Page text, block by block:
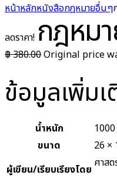
หน้าหลักหนังสือกฎหมายอื่นๆ
ลดราคา! กฎหม
฿380.00Original price
ข้อมูลเพิ่ม
น้ำหนัก
ขนาด
26 ×
ผู้เขียน/เรียบเรียงโดย ศาส